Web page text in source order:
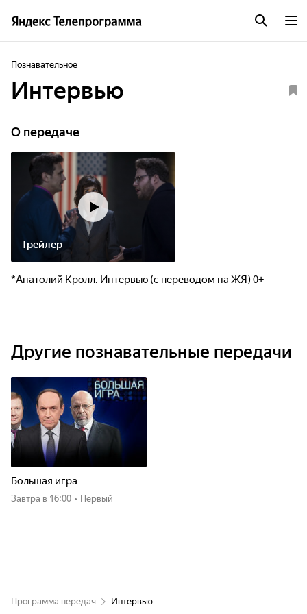
Познавательное
Интервью
О передаче
Трейлер
*Анатолий Кролл. Интервью (с переводом на ЖЯ) 0+
Другие познавательные передачи
Большая игра
Завтра в 16:00 • Первый
Программа передач Интервью